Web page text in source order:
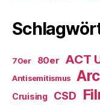
70er 80er ACT
Antisemitismus
Cruising CSD